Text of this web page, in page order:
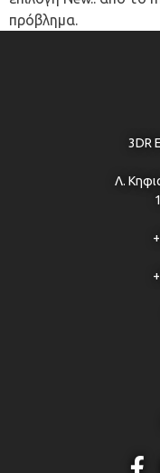
πρόβλημα.
3DR
Λ.